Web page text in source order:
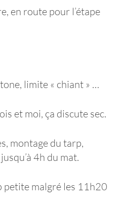
en route pour l’étape
limite « chiant » …
et moi, ça discute sec.
montage du tarp,
4h du mat.
malgré les 11h20